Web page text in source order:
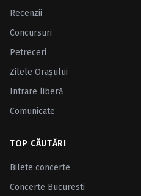
Recenzii
Concursuri
Petreceri
Zilele Oraşului
Intrare liberă
Comunicate
TOP CĂUTĂRI
Bilete concerte
Concerte Bucuresti